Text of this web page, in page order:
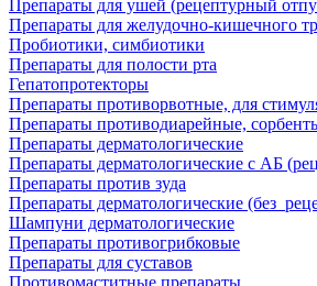
Препараты для ушей (рецептурный
Препараты для желудочно-кишечного
Пробиотики, симбиотики
Препараты для полости рта
Гепатопротекторы
Препараты противорвотные, для
Препараты противодиарейные,
Препараты дерматологические
Препараты дерматологические с АБ
Препараты против зуда
Препараты дерматологические
Шампуни дерматологические
Препараты противогрибковые
Препараты для суставов
Противомаститные препараты